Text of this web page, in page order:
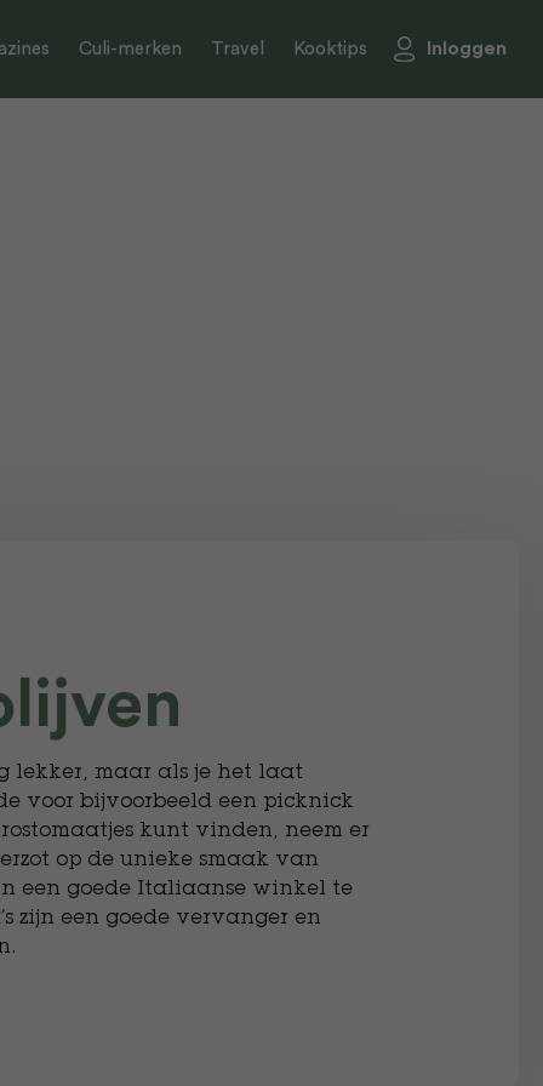
Culi-merken Travel Kooktips Inloggen
lekker, maar als je het laat
voor bijvoorbeeld een picknick
kunt vinden, neem er
op de unieke smaak van
een goede Italiaanse winkel te
zijn een goede vervanger en